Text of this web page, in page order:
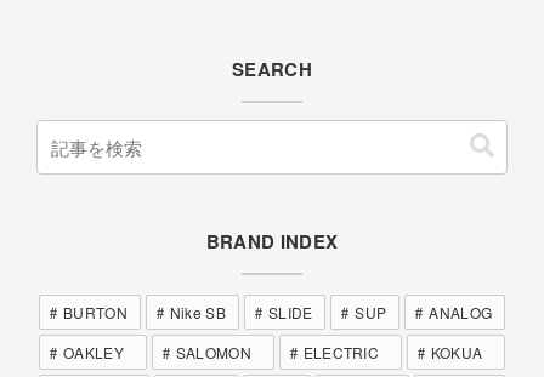
SEARCH
BRAND INDEX
BURTON Nike SB SLIDE SUP
ANALOG
OAKLEY
SALOMON ELECTRIC
KOKUA